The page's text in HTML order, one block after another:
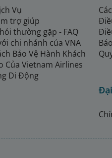
Vụ
trợ giúp
thường gặp - FAQ
chi nhánh của VNA
Bảo Vệ Hành Khách
Của Vietnam Airlines
Di Động